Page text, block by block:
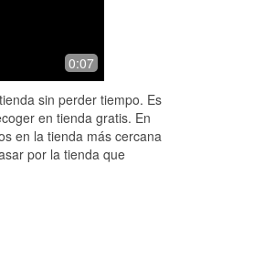
cheaper
0:07
sin perder tiempo. Es
en tienda gratis. En
en la tienda más cercana
por la tienda que